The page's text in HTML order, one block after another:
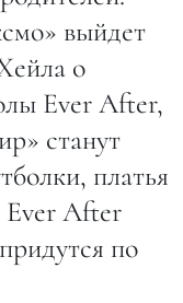
выйдет
о
Ever After,
станут
платья
Ever After
по